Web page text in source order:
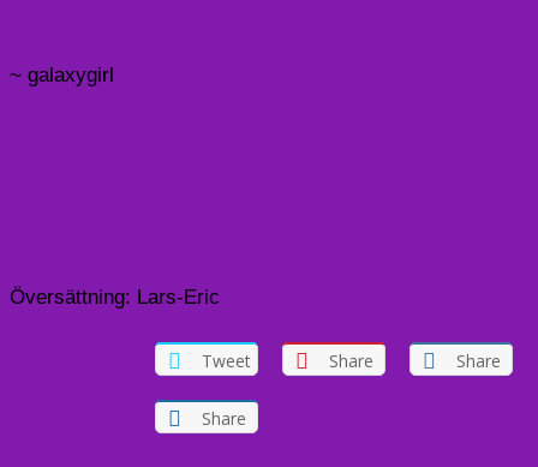
~ galaxygirl
Översättning: Lars-Eric
Tweet Share Share
Share